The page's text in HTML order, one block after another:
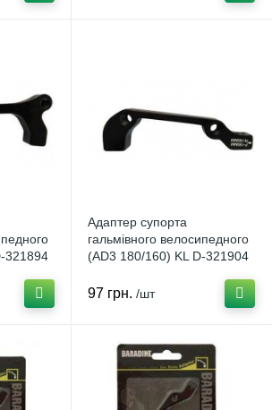
321894
Адаптер супорта
гальмівного велосипедного
(AD3 180/160) KL D-321904
97 грн. /шт